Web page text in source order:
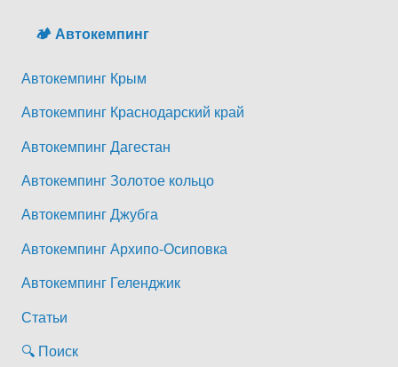
🏕️ Автокемпинг
Автокемпинг Крым
Автокемпинг Краснодарский край
Автокемпинг Дагестан
Автокемпинг Золотое кольцо
Автокемпинг Джубга
Автокемпинг Архипо-Осиповка
Автокемпинг Геленджик
Статьи
🔍 Поиск